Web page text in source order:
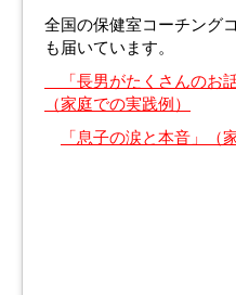
全国の保健室コーチング
も届いています。
「長男がたくさんの
（家庭での実践例）
「息子の涙と本音」（